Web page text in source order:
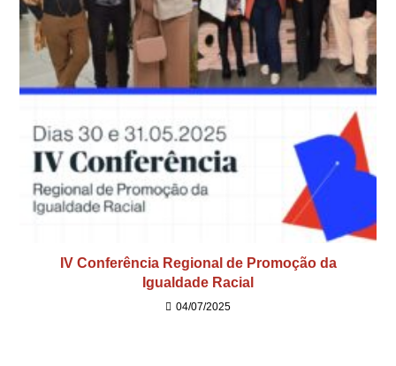
IV Conferência Regional de Promoção da
Igualdade Racial
04/07/2025